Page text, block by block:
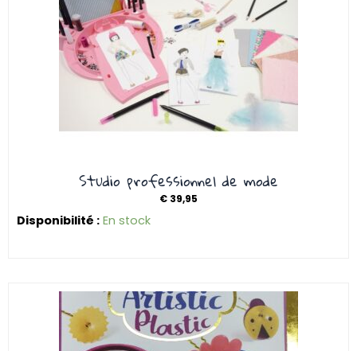
Studio professionnel de mode
€ 39,95
Disponibilité : En stock